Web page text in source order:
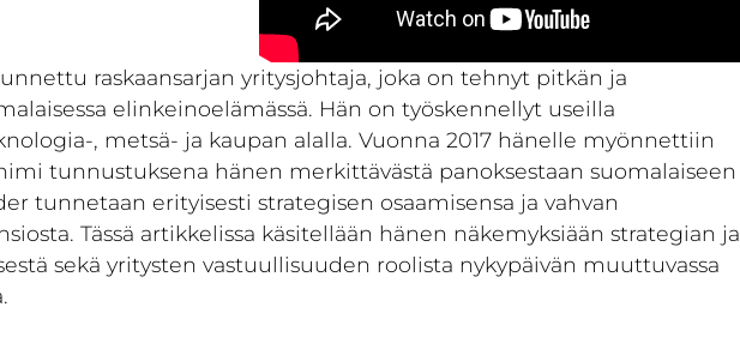
raskaansarjan yritysjohtaja, joka on tehnyt pitkän ja
elinkeinoelämässä. Hän on työskennellyt useilla
, metsä- ja kaupan alalla. Vuonna 2017 hänelle myönnettiin
tunnustuksena hänen merkittävästä panoksestaan suomalaiseen
tunnetaan erityisesti strategisen osaamisensa ja vahvan
Tässä artikkelissa käsitellään hänen näkemyksiään strategian ja
sekä yritysten vastuullisuuden roolista nykypäivän muuttuvassa